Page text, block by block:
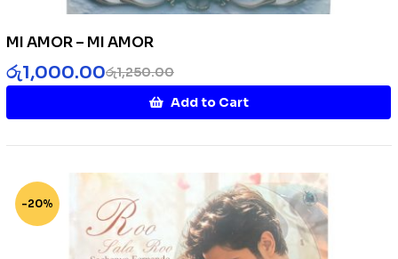
MI AMOR – MI AMOR
රු1,250.00
රු1,000.00
Add to Cart
-20%